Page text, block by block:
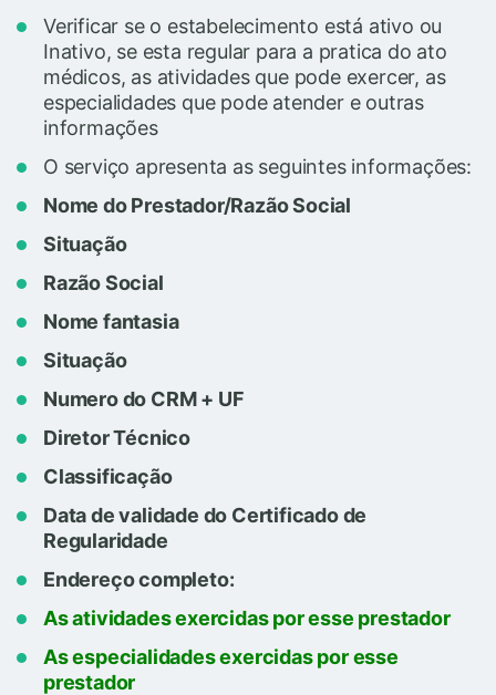
Verificar se o estabelecimento está ativo ou
Inativo, se esta regular para a pratica do ato
médicos, as atividades que pode exercer, as
especialidades que pode atender e outras
informações
O serviço apresenta as seguintes informações:
Nome do Prestador/Razão Social
Situação
Razão Social
Nome fantasia
Situação
Numero do CRM + UF
Diretor Técnico
Classificação
Data de validade do Certificado de
Regularidade
Endereço completo:
As atividades exercidas por esse prestador
As especialidades exercidas por esse
prestador